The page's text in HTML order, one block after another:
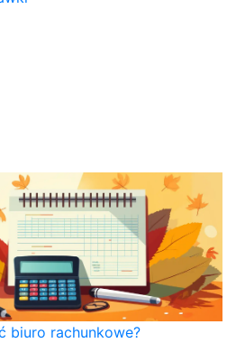
biuro rachunkowe?